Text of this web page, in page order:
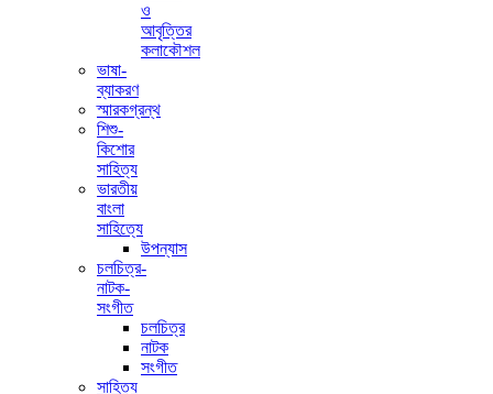
ও
আবৃত্তির
কলাকৌশল
ভাষা-
ব্যাকরণ
স্মারকগ্রন্থ
শিশু-
কিশোর
সাহিত্য
ভারতীয়
বাংলা
সাহিত্যে
উপন্যাস
চলচিত্র-
নাটক-
সংগীত
চলচিত্র
নাটক
সংগীত
সাহিত্য